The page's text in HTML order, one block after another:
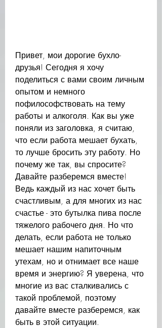
Привет, мои дорогие бухло-
друзья! Сегодня я хочу
поделиться с вами своим личным
опытом и немного
пофилософствовать на тему
работы и алкоголя. Как вы уже
поняли из заголовка, я считаю,
что если работа мешает бухать,
то лучше бросить эту работу. Но
почему же так, вы спросите?
Давайте разберемся вместе!
Ведь каждый из нас хочет быть
счастливым, а для многих из нас
счастье - это бутылка пива после
тяжелого рабочего дня. Но что
делать, если работа не только
мешает нашим напиточным
утехам, но и отнимает все наше
время и энергию? Я уверена, что
многие из вас сталкивались с
такой проблемой, поэтому
давайте вместе разберемся, как
быть в этой ситуации.